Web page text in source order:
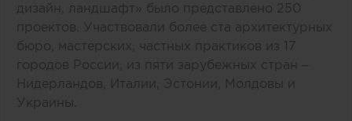
дизайн, ландшафт» было представлено 250
проектов. Участвовали более ста архитектурных
бюро, мастерских, частных практиков из 17
городов России, из пяти зарубежных стран –
Нидерландов, Италии, Эстонии, Молдовы и
Украины.